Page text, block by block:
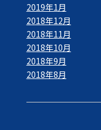
2019年1月
2018年12月
2018年11月
2018年10月
2018年9月
2018年8月